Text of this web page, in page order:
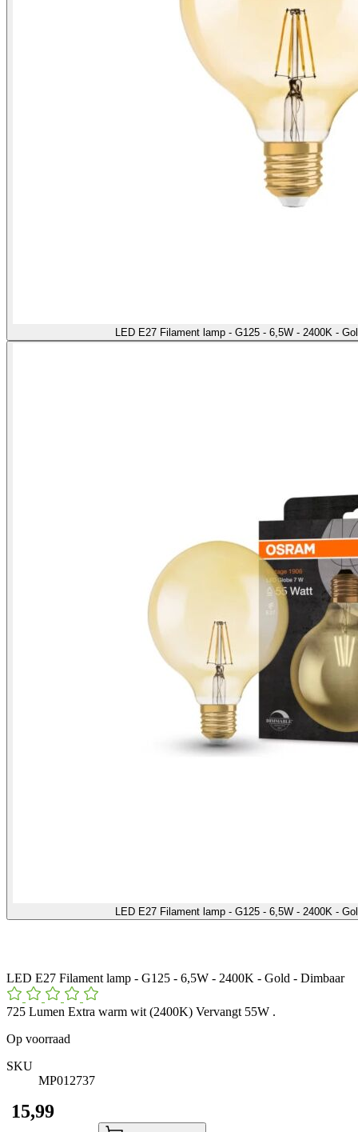
LED E27 Filament lamp - G125 - 6,5W - 2400K -
LED E27 Filament lamp - G125 - 6,5W - 2400K -
LED E27 Filament lamp - G125 - 6,5W - 2400K - Gold - Dimbaar
725 Lumen Extra warm wit (2400K) Vervangt 55W .
Op voorraad
SKU
MP012737
​ 15,99